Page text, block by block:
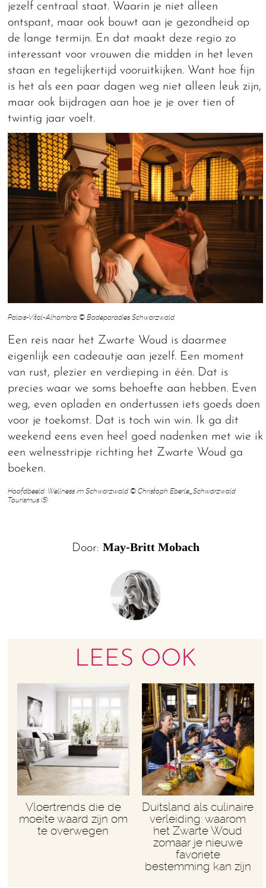
jezelf centraal staat. Waarin je niet alleen
ontspant, maar ook bouwt aan je gezondheid op
de lange termijn. En dat maakt deze regio zo
interessant voor vrouwen die midden in het leven
staan en tegelijkertijd vooruitkijken. Want hoe fijn
is het als een paar dagen weg niet alleen leuk zijn,
maar ook bijdragen aan hoe je je over tien of
twintig jaar voelt.
Palais-Vital-Alhambra © Badeparadies Schwarzwald
Een reis naar het Zwarte Woud is daarmee
eigenlijk een cadeautje aan jezelf. Een moment
van rust, plezier en verdieping in één. Dat is
precies waar we soms behoefte aan hebben. Even
weg, even opladen en ondertussen iets goeds doen
voor je toekomst. Dat is toch win win. Ik ga dit
weekend eens even heel goed nadenken met wie ik
een welnesstripje richting het Zwarte Woud ga
boeken.
Hoofdbeeld: Wellness im Schwarzwald © Christoph Eberle_Schwarzwald
Tourismus (5)
Door: May-Britt Mobach
LEES OOK
Vloertrends die de
moeite waard zijn om
te overwegen
Duitsland als culinaire
verleiding: waarom
het Zwarte Woud
zomaar je nieuwe
favoriete
bestemming kan zijn